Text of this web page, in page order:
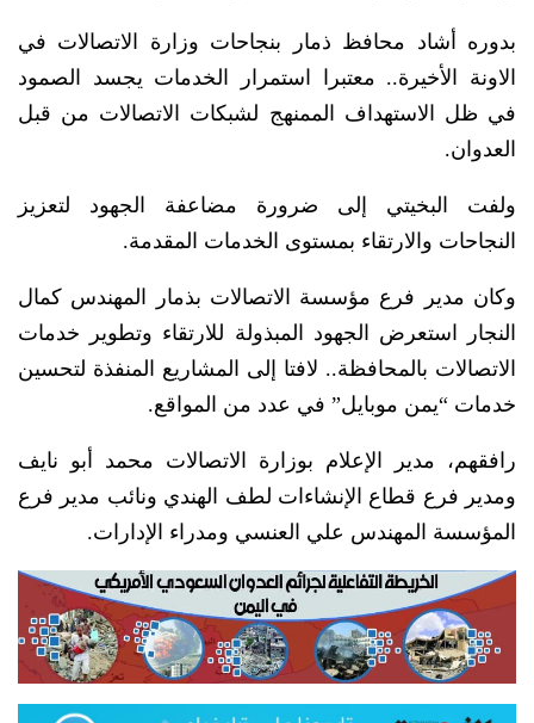
بدوره أشاد محافظ ذمار بنجاحات وزارة الاتصالات في
الاونة الأخيرة.. معتبرا استمرار الخدمات يجسد الصمود
في ظل الاستهداف الممنهج لشبكات الاتصالات من قبل
العدوان.
ولفت البخيتي إلى ضرورة مضاعفة الجهود لتعزيز
النجاحات والارتقاء بمستوى الخدمات المقدمة.
وكان مدير فرع مؤسسة الاتصالات بذمار المهندس كمال
النجار استعرض الجهود المبذولة للارتقاء وتطوير خدمات
الاتصالات بالمحافظة.. لافتا إلى المشاريع المنفذة لتحسين
خدمات “يمن موبايل” في عدد من المواقع.
رافقهم، مدير الإعلام بوزارة الاتصالات محمد أبو نايف
ومدير فرع قطاع الإنشاءات لطف الهندي ونائب مدير فرع
المؤسسة المهندس علي العنسي ومدراء الإدارات.